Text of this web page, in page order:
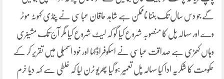
گے جو دس سال تک بننا ناممکن ہے شاہد حاقان عباسی نے پنڈی کہوٹہ موٹر
وے اور سہالہ پل کا منصوبہ شروع کیا گو کہ لیٹ شروع کیا مگر آج تک مشینری
وہاں کھڑی ہے صداقت عباسی نے اسکوفراڈکہا اور خود اسمبلی میں تقریر کر کے
حکومت کا شکریہ ادا کیا سہالہ پل تعمیر ہو گیا پھریو ٹرن لیا کہ غلطی سے کہہ دیا خرم